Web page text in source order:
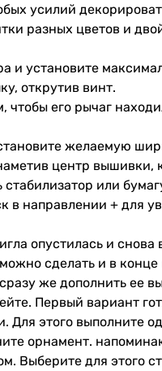
усилий
разных цветов и
и установите
открутив винт.
чтобы его рычаг
желаемую
центр
или
в направлении +
опустилась и
сделать и в
же дополнить ее
Первый вариант
этого выполните
орнамент.
Выберите для этого